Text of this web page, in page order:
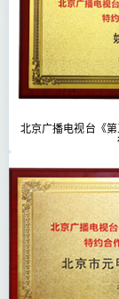
北京广播电视台《